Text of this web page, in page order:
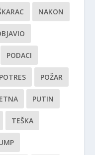
NAKON
PODACI
POTRES POŽAR
PUTIN
TEŠKA